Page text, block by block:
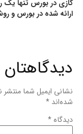
گازی در بورس تنها
ارائه شده در بورس و
دیدگاهتان
نشانی ایمیل شما
شده‌اند *
دیدگاه *